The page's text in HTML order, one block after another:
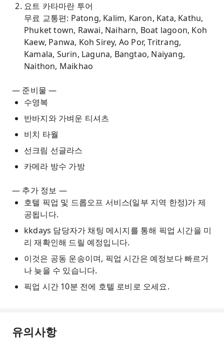
요트 카타마란 투어
무료 교통편: Patong, Kalim, Karon, Kata, Kathu,
Phuket town, Rawai, Naiharn, Boat lagoon, Koh
Kaew, Panwa, Koh Sirey, Ao Por, Tritrang,
Kamala, Surin, Laguna, Bangtao, Naiyang,
Naithon, Maikhao
— 준비물 —
수영복
반바지와 가벼운 티셔츠
비치 타월
선크림 선글라스
카메라 방수 가방
— 추가 정보 —
호텔 픽업 및 드롭오프 서비스(일부 지역 한정)가 제
공됩니다.
kkdays 담당자가 채팅 메시지를 통해 픽업 시간을 미
리 재확인해 드릴 예정입니다.
이것은 공동 운송이며, 픽업 시간은 예정보다 빠르거
나 늦을 수 있습니다.
픽업 시간 10분 전에 호텔 로비로 오세요.
유의사항